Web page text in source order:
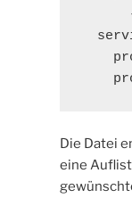
Die Datei
eine